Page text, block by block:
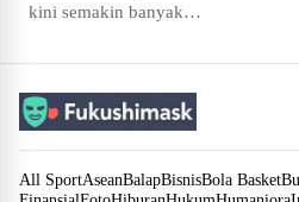
kini semakin banyak…
All SportAseanBalapBisnisBola Basket